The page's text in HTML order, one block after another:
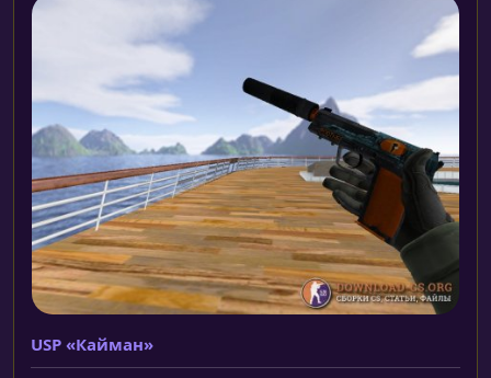
USP «Кайман»